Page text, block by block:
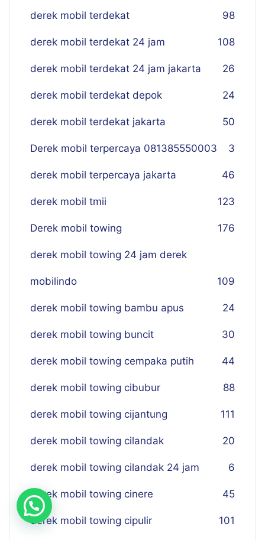
derek mobil terdekat 98
derek mobil terdekat 24 jam 108
derek mobil terdekat 24 jam jakarta 26
derek mobil terdekat depok 24
derek mobil terdekat jakarta 50
Derek mobil terpercaya 081385550003 3
derek mobil terpercaya jakarta 46
derek mobil tmii 123
Derek mobil towing 176
derek mobil towing 24 jam derek
mobilindo 109
derek mobil towing bambu apus 24
derek mobil towing buncit 30
derek mobil towing cempaka putih 44
derek mobil towing cibubur 88
derek mobil towing cijantung 111
derek mobil towing cilandak 20
derek mobil towing cilandak 24 jam 6
derek mobil towing cinere 45
derek mobil towing cipulir 101